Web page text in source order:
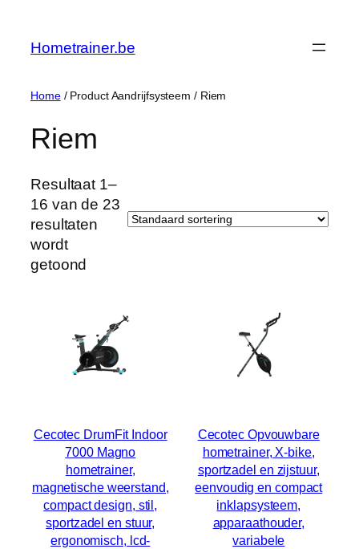
Hometrainer.be
Home/ Product Aandrijfsysteem / ‎Riem
‎Riem
Resultaat 1–
16 van de 23
resultaten
wordt
getoond
Cecotec DrumFit Indoor
7000 Magno
hometrainer,
magnetische weerstand,
compact design, stil,
sportzadel en stuur,
ergonomisch, lcd-
Cecotec Opvouwbare
hometrainer, X-bike,
sportzadel en zijstuur,
eenvoudig en compact
inklapsysteem,
apparaathouder,
variabele